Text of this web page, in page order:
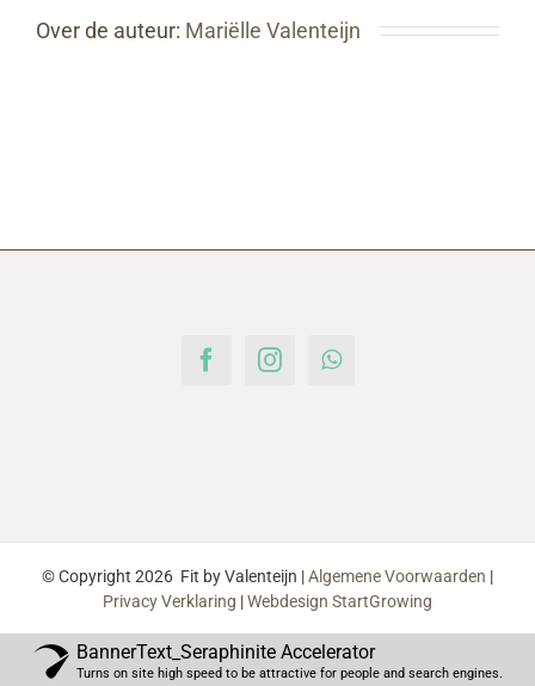
Over de auteur: Mariëlle Valenteijn
© Copyright 2026 Fit by Valenteijn |Algemene Voorwaarden |
Privacy Verklaring |Webdesign StartGrowing
BannerText_Seraphinite Accelerator
Turns on site high speed to be attractive for people and search engines.